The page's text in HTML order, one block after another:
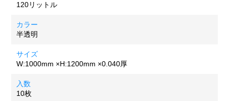
120リットル
カラー
半透明
サイズ
W:1000mm ×H:1200mm ×0.040厚
入数
10枚